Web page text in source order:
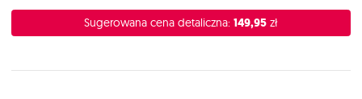
Sugerowana cena detaliczna: 149,95 zł